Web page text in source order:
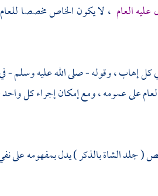
العام ، لا يكون الخاص مخصصا
كل إهاب ، وقوله - صلى الله عليه وسلم -
على عمومه ، ومع إمكان إجراء كل
( جلد الشاة بالذكر ) يدل بمفهومه على